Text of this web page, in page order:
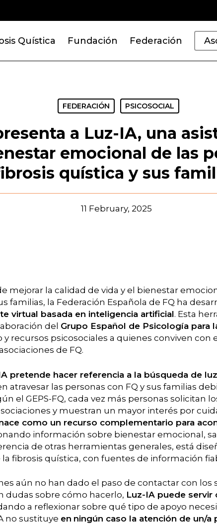
Quística Fundación Federación
FEDERACIÓN PSICOSOCIAL
a Luz-IA, una
emocional de las
quística y sus
11 February, 2025
mejorar la calidad de vida y el bienestar
familias, la Federación Española de FQ ha
virtual basada en inteligencia artificial. Esta
del Grupo Español de Psicología para
y recursos psicosociales a quienes conviven con
de FQ.
pretende hacer referencia a la búsqueda de
atravesar las personas con FQ y sus familias
el GEPS-FQ, cada vez más personas solicitan
y muestran un mayor interés por
como un recurso complementario para
información sobre bienestar emocional,
de otras herramientas generales, está
fibrosis quística, con fuentes de información
aún no han dado el paso de contactar con los
dudas sobre cómo hacerlo, Luz-IA puede
a reflexionar sobre qué tipo de apoyo
no sustituye en ningún caso la atención de un/a